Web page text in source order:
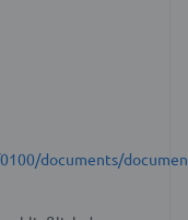
documents/